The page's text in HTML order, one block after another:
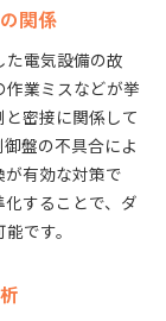
進め方
取り組み例
図る
ウ共有
る
を減らす
に抑える
夫とは
紹介
関係
た電気設備の故
業ミスなどが挙
密接に関係して
盤の不具合によ
有効な対策で
することで、ダ
です。